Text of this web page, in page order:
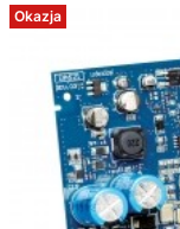
Okazja